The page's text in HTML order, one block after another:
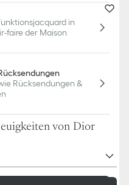
in
faire der Maison
Rücksendungen &
von Dior